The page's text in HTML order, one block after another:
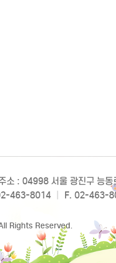
소 : 04998 서울 광진구 능
463-8014 F. 02-463-
Rights Reserved.